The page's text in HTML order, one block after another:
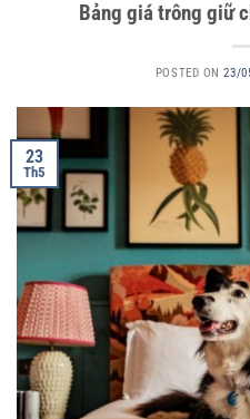
Bảng giá trông giữ
POSTED ON23/
23
Th5